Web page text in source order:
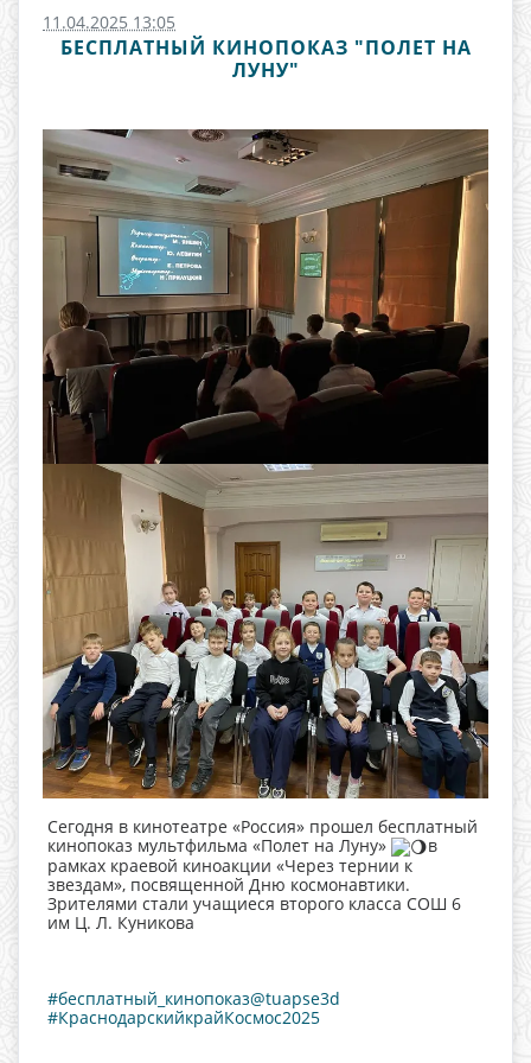
11.04.2025 13:05
БЕСПЛАТНЫЙ КИНОПОКАЗ "ПОЛЕТ НА
ЛУНУ"
Сегодня в кинотеатре «Россия» прошел бесплатный
кинопоказ мультфильма «Полет на Луну»
в
рамках краевой киноакции «Через тернии к
звездам», посвященной Дню космонавтики.
Зрителями стали учащиеся второго класса СОШ 6
им Ц. Л. Куникова
#бесплатный_кинопоказ@tuapse3d
#КраснодарскийкрайКосмос2025